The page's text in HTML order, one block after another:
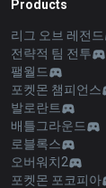
Products
리그 오브 레전드
전략적 팀 전투
팰월드
포켓몬 챔피언스
발로란트
배틀그라운드
로블록스
오버워치2
포켓몬 포코피아